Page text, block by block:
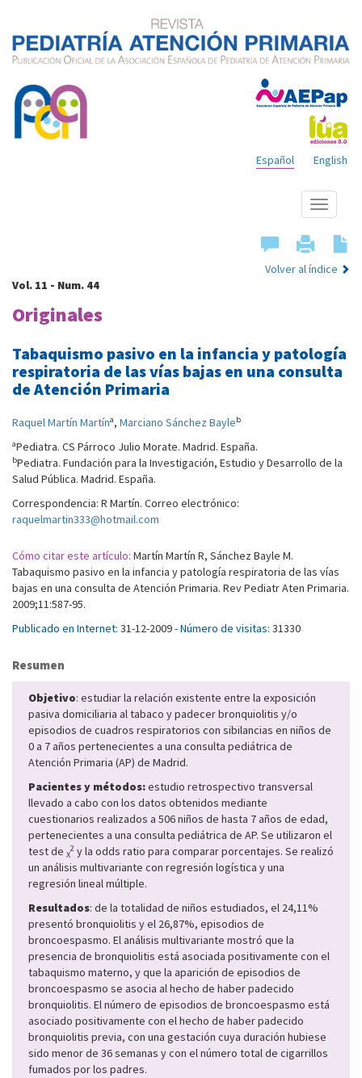
English
Español
Mostrar
menú
Volver al índice
Vol. 11 - Num. 44
Originales
Tabaquismo pasivo en la infancia y patología
respiratoria de las vías bajas en una consulta
de Atención Primaria
Raquel Martín Martína, Marciano Sánchez Bayleb
aPediatra. CS Párroco Julio Morate. Madrid. España.
bPediatra. Fundación para la Investigación, Estudio y Desarrollo de la
Salud Pública. Madrid. España.
Correspondencia: R Martín. Correo electrónico:
raquelmartin333@hotmail.com
Cómo citar este artículo: Martín Martín R, Sánchez Bayle M.
Tabaquismo pasivo en la infancia y patología respiratoria de las vías
bajas en una consulta de Atención Primaria. Rev Pediatr Aten Primaria.
2009;11:587-95.
Publicado en Internet: 31-12-2009 -Número de visitas: 31330
Resumen
Objetivo: estudiar la relación existente entre la exposición
pasiva domiciliaria al tabaco y padecer bronquiolitis y/o
episodios de cuadros respiratorios con sibilancias en niños de
0 a 7 años pertenecientes a una consulta pediátrica de
Atención Primaria (AP) de Madrid.
Pacientes y métodos:estudio retrospectivo transversal
llevado a cabo con los datos obtenidos mediante
cuestionarios realizados a 506 niños de hasta 7 años de edad,
pertenecientes a una consulta pediátrica de AP. Se utilizaron el
test de X
2 y la odds ratio para comparar porcentajes. Se realizó
un análisis multivariante con regresión logística y una
regresión lineal múltiple.
Resultados: de la totalidad de niños estudiados, el 24,11%
presentó bronquiolitis y el 26,87%, episodios de
broncoespasmo. El análisis multivariante mostró que la
presencia de bronquiolitis está asociada positivamente con el
tabaquismo materno, y que la aparición de episodios de
broncoespasmo se asocia al hecho de haber padecido
bronquiolitis. El número de episodios de broncoespasmo está
asociado positivamente con el hecho de haber padecido
bronquiolitis previa, con una gestación cuya duración hubiese
sido menor de 36 semanas y con el número total de cigarrillos
fumados por los padres.